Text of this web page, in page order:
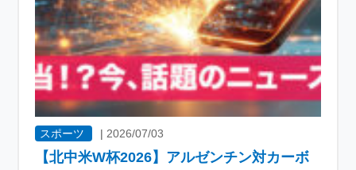
スポーツ | 2026/07/03
【北中米W杯2026】アルゼンチン対カーボ